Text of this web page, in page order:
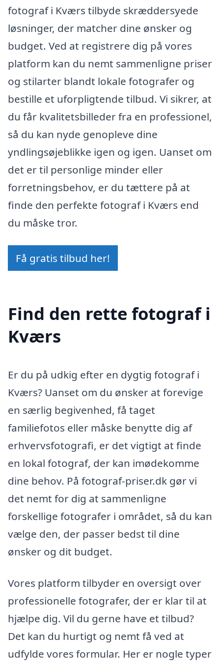
fotograf i Kværs tilbyde skræddersyede
løsninger, der matcher dine ønsker og
budget. Ved at registrere dig på vores
platform kan du nemt sammenligne priser
og stilarter blandt lokale fotografer og
bestille et uforpligtende tilbud. Vi sikrer, at
du får kvalitetsbilleder fra en professionel,
så du kan nyde genopleve dine
yndlingsøjeblikke igen og igen. Uanset om
det er til personlige minder eller
forretningsbehov, er du tættere på at
finde den perfekte fotograf i Kværs end
du måske tror.
Få gratis tilbud her!
Find den rette fotograf i
Kværs
Er du på udkig efter en dygtig fotograf i
Kværs? Uanset om du ønsker at forevige
en særlig begivenhed, få taget
familiefotos eller måske benytte dig af
erhvervsfotografi, er det vigtigt at finde
en lokal fotograf, der kan imødekomme
dine behov. På fotograf-priser.dk gør vi
det nemt for dig at sammenligne
forskellige fotografer i området, så du kan
vælge den, der passer bedst til dine
ønsker og dit budget.
Vores platform tilbyder en oversigt over
professionelle fotografer, der er klar til at
hjælpe dig. Vil du gerne have et tilbud?
Det kan du hurtigt og nemt få ved at
udfylde vores formular. Her er nogle typer